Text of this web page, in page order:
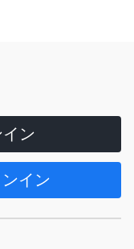
ン
イン